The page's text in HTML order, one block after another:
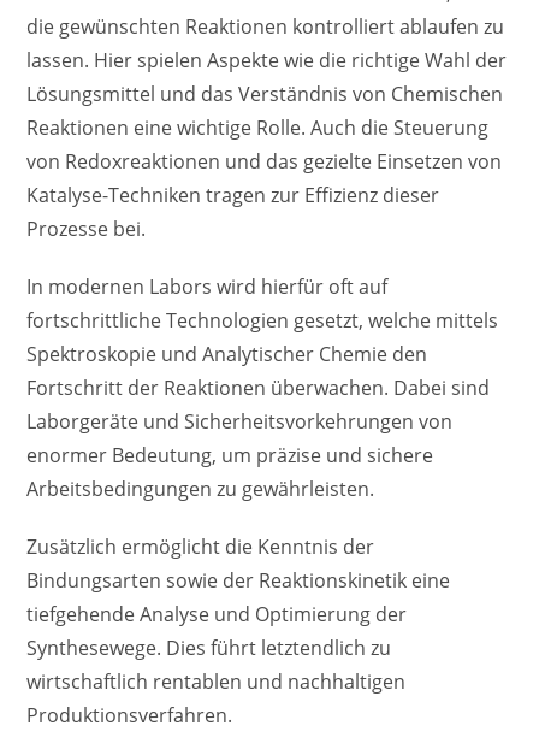
die gewünschten Reaktionen kontrolliert ablaufen zu
lassen. Hier spielen Aspekte wie die richtige Wahl der
Lösungsmittel und das Verständnis von Chemischen
Reaktionen eine wichtige Rolle. Auch die Steuerung
von Redoxreaktionen und das gezielte Einsetzen von
Katalyse-Techniken tragen zur Effizienz dieser
Prozesse bei.
In modernen Labors wird hierfür oft auf
fortschrittliche Technologien gesetzt, welche mittels
Spektroskopie und Analytischer Chemie den
Fortschritt der Reaktionen überwachen. Dabei sind
Laborgeräte und Sicherheitsvorkehrungen von
enormer Bedeutung, um präzise und sichere
Arbeitsbedingungen zu gewährleisten.
Zusätzlich ermöglicht die Kenntnis der
Bindungsarten sowie der Reaktionskinetik eine
tiefgehende Analyse und Optimierung der
Synthesewege. Dies führt letztendlich zu
wirtschaftlich rentablen und nachhaltigen
Produktionsverfahren.